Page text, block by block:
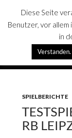
SPRINGE
SPIELBERICHTE
RB
Diese Seite
Benutzer, vor
in